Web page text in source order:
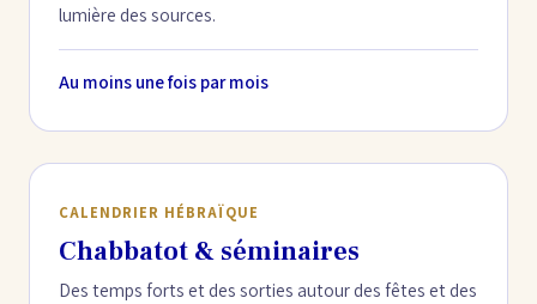
lumière des sources.
Au moins une fois par mois
CALENDRIER HÉBRAÏQUE
Chabbatot & séminaires
Des temps forts et des sorties autour des fêtes et des